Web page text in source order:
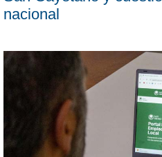
nacional